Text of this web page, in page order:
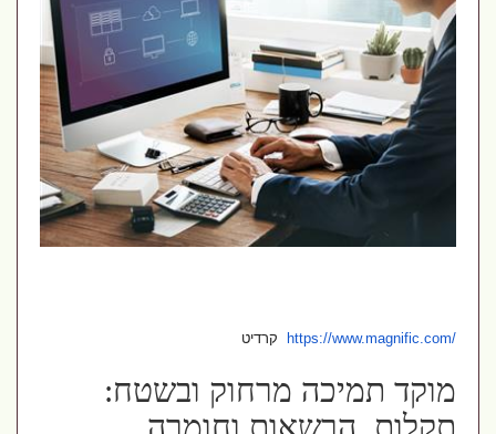
קרדיטhttps://www.magnific.com/
מוקד תמיכה מרחוק ובשטח:
תקלות, הרשאות וחומרה